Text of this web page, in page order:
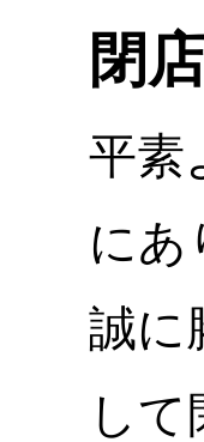
閉
平素
にあ
誠に
し